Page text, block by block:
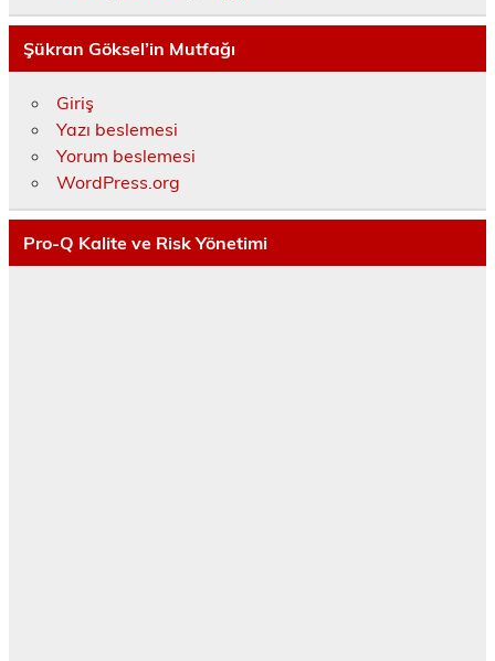
Şükran Göksel’in Mutfağı
Giriş
Yazı beslemesi
Yorum beslemesi
WordPress.org
Pro-Q Kalite ve Risk Yönetimi